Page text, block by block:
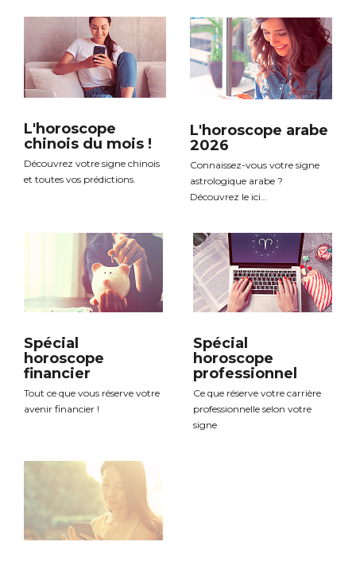
L'horoscope
chinois du mois !
Découvrez votre signe chinois
et toutes vos prédictions.
L'horoscope arabe
2026
Connaissez-vous votre signe
astrologique arabe ?
Découvrez le ici…
Spécial
horoscope
financier
Tout ce que vous réserve votre
avenir financier !
Spécial
horoscope
professionnel
Ce que réserve votre carrière
professionnelle selon votre
signe